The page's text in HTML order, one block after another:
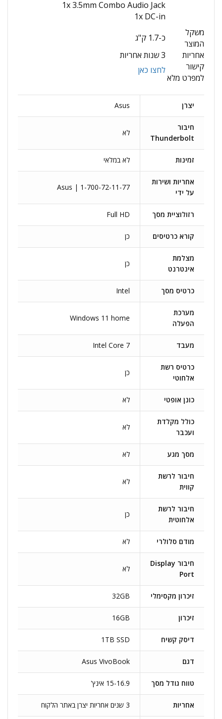
1x 3.5mm Combo Audio Jack
1x DC-in
משקל
המוצר
כ-1.7 ק"ג
אחריות
3 שנות אחריות
קישור
למפרט מלא
לחצו כאן
יצרן Asus
חיבור
Thunderbolt
לא
זמינות לא במלאי
אחריות ושירות
על ידי
Asus | 1-700-72-11-77
רזולוציית מסך Full HD
קורא כרטיסים כן
מצלמת
אינטרנט
כן
כרטיס מסך Intel
מערכת
הפעלה
Windows 11 home
מעבד Intel Core 7
כרטיס רשת
אלחוטי
כן
כונן אופטי לא
כולל מקלדת
ועכבר
לא
מסך מגע לא
חיבור לרשת
קווית
לא
חיבור לרשת
אלחוטית
כן
מודם סלולרי לא
חיבור Display
Port
לא
זיכרון מקסימלי 32GB
זיכרון 16GB
דיסק קשיח 1TB SSD
דגם Asus VivoBook
טווח גודל מסך 15-16.9 אינץ'
אחריות 3 שנים אחריות יצרן באתר הלקוח